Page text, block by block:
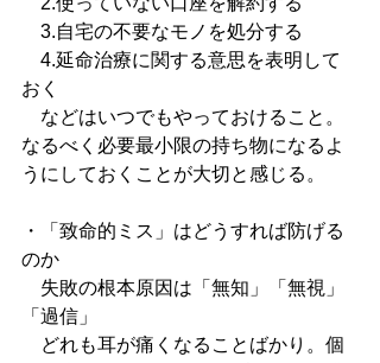
3.自宅の不要なモノを処分する
4.延命治療に関する意思を表明して
おく
などはいつでもやっておけること。
なるべく必要最小限の持ち物になるよ
うにしておくことが大切と感じる。
・「致命的ミス」はどうすれば防げる
のか
失敗の根本原因は「無知」「無視」
「過信」
どれも耳が痛くなることばかり。個